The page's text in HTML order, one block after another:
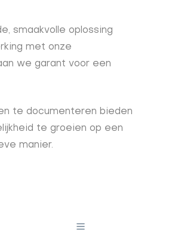
smaakvolle oplossing
met onze
we garant voor een
te documenteren bieden
te groeien op een
manier.